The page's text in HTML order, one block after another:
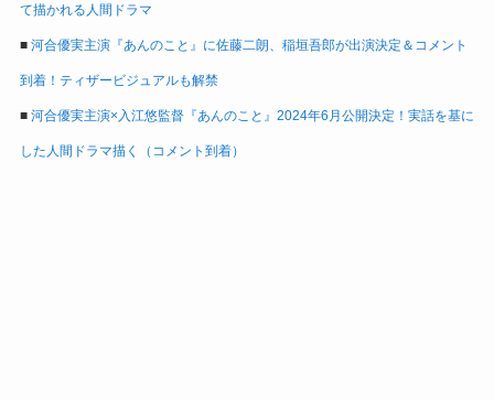
て描かれる人間ドラマ
■ 河合優実主演『あんのこと』に佐藤二朗、稲垣吾郎が出演決定＆コメント
到着！ティザービジュアルも解禁
■ 河合優実主演×入江悠監督『あんのこと』2024年6月公開決定！実話を基に
した人間ドラマ描く（コメント到着）